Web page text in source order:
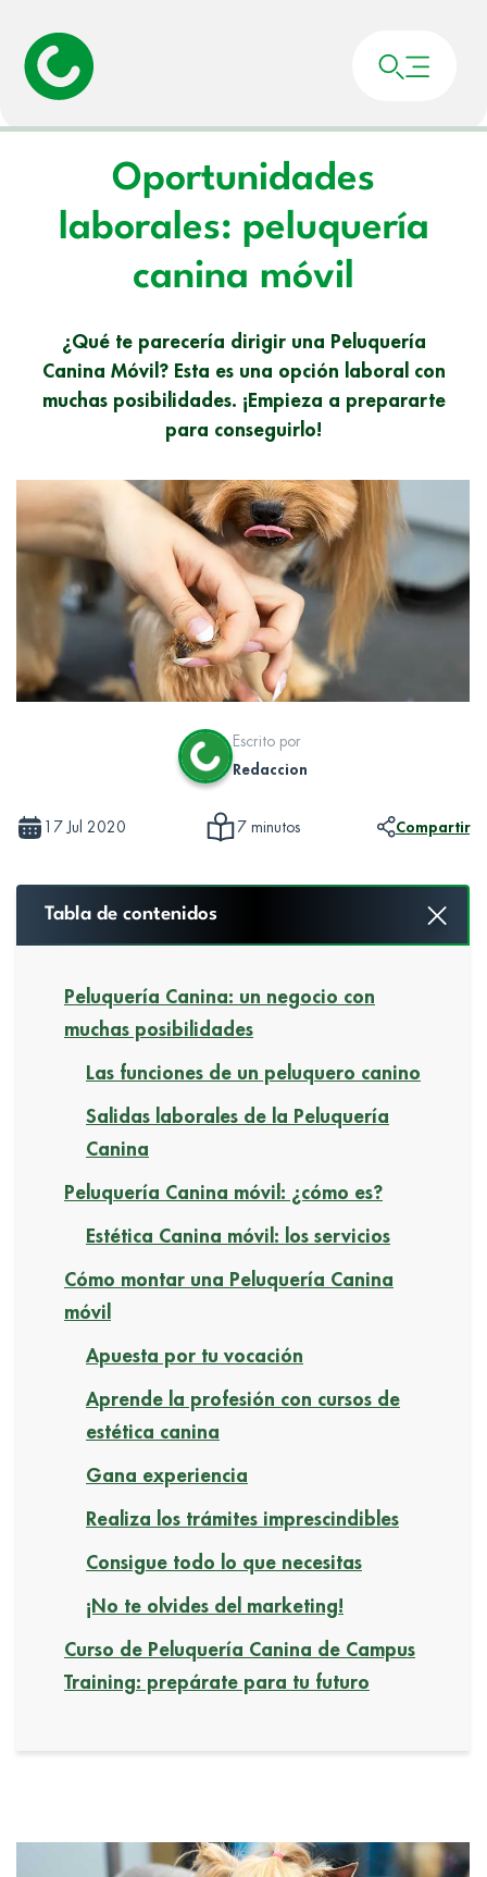
Portada»
Oportunidades
laborales: peluquería
canina móvil
¿Qué te parecería dirigir una Peluquería
Canina Móvil? Esta es una opción laboral con
muchas posibilidades. ¡Empieza a prepararte
para conseguirlo!
Escrito por
Redaccion
17 Jul 2020 7 minutos Compartir
Tabla de contenidos
Peluquería Canina: un negocio con
muchas posibilidades
Las funciones de un peluquero canino
Salidas laborales de la Peluquería
Canina
Peluquería Canina móvil: ¿cómo es?
Estética Canina móvil: los servicios
Cómo montar una Peluquería Canina
móvil
Apuesta por tu vocación
Aprende la profesión con cursos de
estética canina
Gana experiencia
Realiza los trámites imprescindibles
Consigue todo lo que necesitas
¡No te olvides del marketing!
Curso de Peluquería Canina de Campus
Training: prepárate para tu futuro